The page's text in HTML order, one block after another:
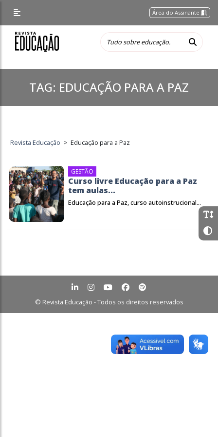
Área do Assinante
TAG: EDUCAÇÃO PARA A PAZ
Revista Educação > Educação para a Paz
GESTÃO
Curso livre Educação para a Paz
tem aulas...
Educação para a Paz, curso autoinstrucional...
© Revista Educação - Todos os direitos reservados